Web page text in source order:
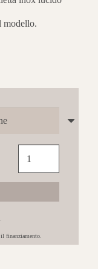
modello.
piatto
doccia
quantità
finanziamento.